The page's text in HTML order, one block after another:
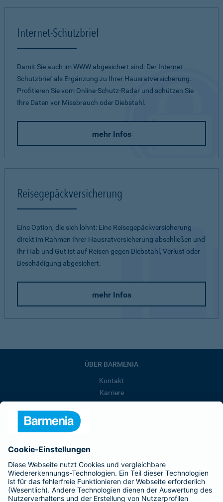
Internet-Schutzbrief
Damit Sie auch im WWW abgesichert sind: Der Internet-
Schutzbrief als Ergänzung zu Ihrer Hausratversicherung.
Profitieren Sie vom Online-Schutz-Radar und schützen Sie
Ihre Daten vor Missbrauch oder Diebstahl.
mehr Infos
Reisegepäckversicherung
Eine Option, die sich lohnt: Eine Reisegepäckversicherung
direkt im Rahmen Ihrer Hausratversicherung abschließen und
Ihr Hab und Gut ist auf Reisen gegen Diebstahl, Verlust oder
Beschädigung abgesichert.
mehr Infos
ÜBER BARMENIA
Kontakt
Karriere
Barmenia ist Teil der BarmeniaGothaer
BELIEBTE SEITEN
Kranken-Zusatzversicherung